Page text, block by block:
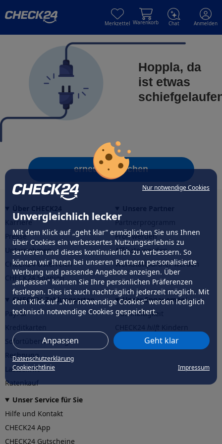
Nur notwendige Cookies
Unvergleichlich lecker
Mit dem Klick auf „geht klar” ermöglichen Sie uns Ihnen
über Cookies ein verbessertes Nutzungserlebnis zu
servieren und dieses kontinuierlich zu verbessern. So
können wir Ihnen bei unseren Partnern personalisierte
Werbung und passende Angebote anzeigen. Über
„anpassen” können Sie Ihre persönlichen Präferenzen
festlegen. Dies ist auch nachträglich jederzeit möglich. Mit
dem Klick auf „Nur notwendige Cookies” werden lediglich
technisch notwendige Cookies gespeichert.
Anpassen Geht klar
Datenschutzerklärung
Cookierichtlinie
Impressum
Merkzettel Warenkorb Chat Anmelden
Hoppla, da
ist etwas
erneut versuchen
Karriere
Presse
Unternehmen
CHECK24 Österreich
CHECK24 Spanien
Partnerprogramm
Profi werden
Affiliate werden
Werkstattpartner werden
CHECK24 Zahlungsarten
PayPal
Sofortüberweisung
Rechnung
Lastschrift
Ratenkauf
Unser Engagement
Nachhaltigkeit
CHECK24hilftder Natur
Unser Service für Sie
Hilfe und Kontakt
CHECK24 App
CHECK24 Gutscheine